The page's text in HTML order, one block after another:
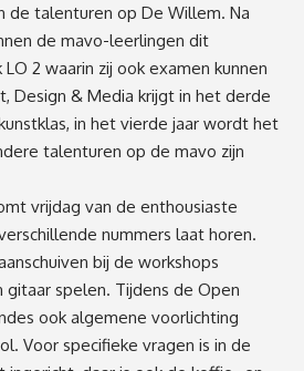
de talenturen op De Willem. Na
de mavo-leerlingen dit
2 waarin zij ook examen kunnen
Design & Media krijgt in het derde
in het vierde jaar wordt het
talenturen op de mavo zijn
vrijdag van de enthousiaste
nummers laat horen.
bij de workshops
gitaar spelen. Tijdens de Open
ook algemene voorlichting
Voor specifieke vragen is in de